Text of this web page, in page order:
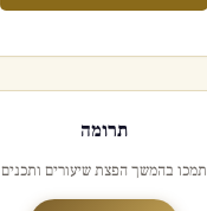
תרומה
תמכו בהמשך הפצת שיעורים ותכנים